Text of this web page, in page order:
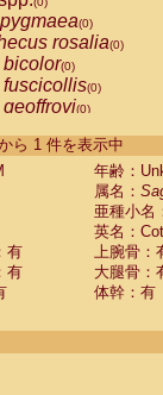
(0)
rosalia(0)
(0)
(0)
(0)
(0)
(0)
(0)
spp.
ら 1 件を表示中
年齢：
属名：
亜種小名
英名：
有
上腕骨：
有
大腿骨：
体幹：有